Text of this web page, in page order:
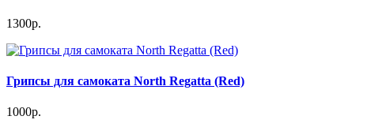
1300р.
Грипсы для самоката North Regatta (Red)
1000р.